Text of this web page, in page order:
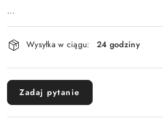
...
Dostępność
i
dostawa
Wysyłka w ciągu: 24 godziny
Zadaj pytanie